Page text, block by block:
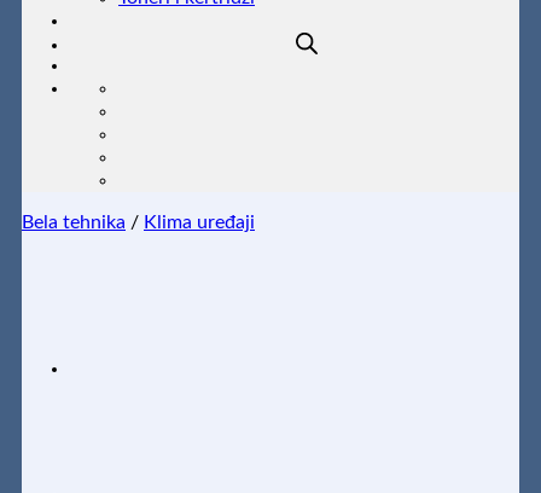
Bela tehnika / Klima uređaji